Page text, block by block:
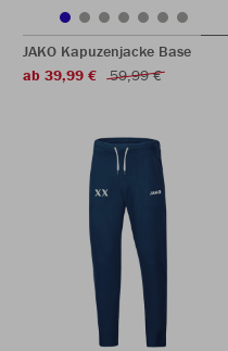
JAKO Kapuzenjacke Base
ab 39,99 €
59,99 €